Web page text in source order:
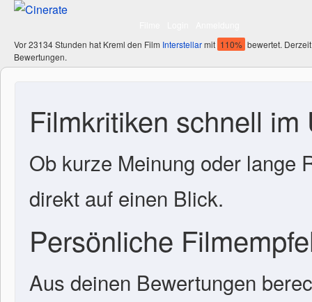
Vor 23134 Stunden hat Kreml den Film Interstellarmit 110% bewertet.
Bewertungen.
Filmkritiken schnell im
Ob kurze Meinung oder lange
direkt auf einen Blick.
Persönliche
Aus deinen Bewertungen